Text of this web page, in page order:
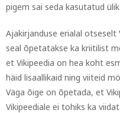
pigem sai seda kasutatud
Ajakirjanduse erialal otseselt
seal õpetatakse ka kriitilist
et Vikipeedia on hea koht
häid lisaallikaid ning viiteid
Väga õige on õpetada, et
Vikipeediale ei tohiks ka